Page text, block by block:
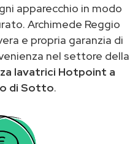
apparecchio in modo
Archimede Reggio
e propria garanzia di
nel settore della
lavatrici Hotpoint a
di Sotto.